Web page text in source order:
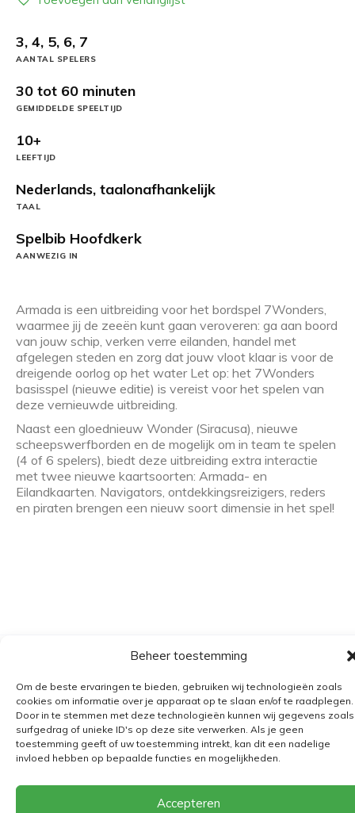
Beheer toestemming
Om de beste ervaringen te bieden, gebruiken wij technologieën zoals
cookies om informatie over je apparaat op te slaan en/of te raadplegen.
Door in te stemmen met deze technologieën kunnen wij gegevens zoals
surfgedrag of unieke ID's op deze site verwerken. Als je geen
toestemming geeft of uw toestemming intrekt, kan dit een nadelige
invloed hebben op bepaalde functies en mogelijkheden.
Accepteren
3, 4, 5, 6, 7
AANTAL SPELERS
30 tot 60 minuten
GEMIDDELDE SPEELTIJD
10+
LEEFTIJD
Nederlands, taalonafhankelijk
TAAL
Spelbib Hoofdkerk
AANWEZIG IN
Armada is een uitbreiding voor het bordspel 7Wonders,
waarmee jij de zeeën kunt gaan veroveren: ga aan boord
van jouw schip, verken verre eilanden, handel met
afgelegen steden en zorg dat jouw vloot klaar is voor de
dreigende oorlog op het water Let op: het 7Wonders
basisspel (nieuwe editie) is vereist voor het spelen van
deze vernieuwde uitbreiding.
Naast een gloednieuw Wonder (Siracusa), nieuwe
scheepswerfborden en de mogelijk om in team te spelen
(4 of 6 spelers), biedt deze uitbreiding extra interactie
met twee nieuwe kaartsoorten: Armada- en
Eilandkaarten. Navigators, ontdekkingsreizigers, reders
en piraten brengen een nieuw soort dimensie in het spel!
Verzending
Retourbeleid
BE 0682.845.059
The Playground